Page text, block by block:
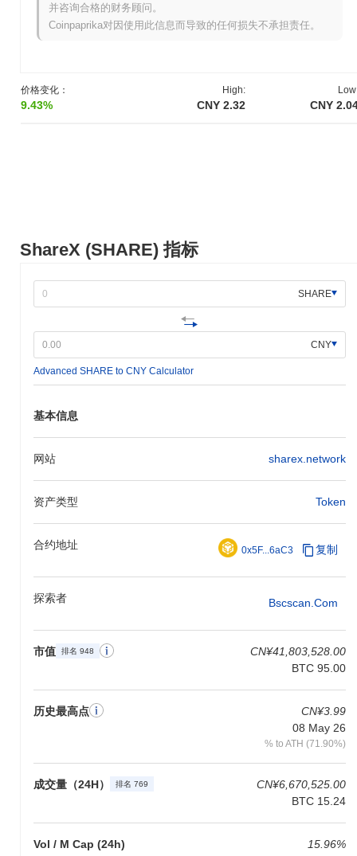
ShareX (SHARE) 指标
SHARE
CNY
Advanced SHARE to CNY Calculator
基本信息
网站 sharex.network
资产类型 Token
合约地址 0x5F...6aC3 复制
探索者 Bscscan.com
市值 排名 948
CN¥41,803,528.00
BTC 95.00
历史最高点
CN¥3.99
08 May 26
% to ATH (71.90%)
成交量（24H） 排名 769
CN¥6,670,525.00
BTC 15.24
Vol / M Cap (24h) 15.96%
价格变化：
9.43%
High:
CNY 2.32 CNY
ShareX 当前的市值是多少?
ShareX 的市值约为
与更广泛的加密市场相比,ShareX 的表现如何?
并咨询合格的财务顾问。
Coinpaprika对因使用此信息而导致的任何损失不承担责任。